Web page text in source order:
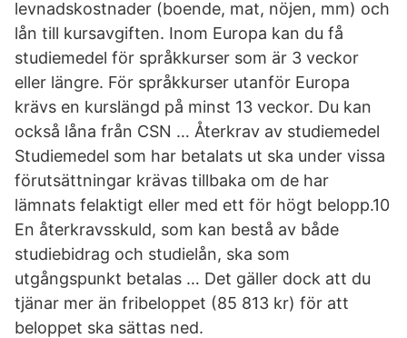
levnadskostnader (boende, mat, nöjen, mm) och
lån till kursavgiften. Inom Europa kan du få
studiemedel för språkkurser som är 3 veckor
eller längre. För språkkurser utanför Europa
krävs en kurslängd på minst 13 veckor. Du kan
också låna från CSN … Återkrav av studiemedel
Studiemedel som har betalats ut ska under vissa
förutsättningar krävas tillbaka om de har
lämnats felaktigt eller med ett för högt belopp.10
En återkravsskuld, som kan bestå av både
studiebidrag och studielån, ska som
utgångspunkt betalas … Det gäller dock att du
tjänar mer än fribeloppet (85 813 kr) för att
beloppet ska sättas ned.